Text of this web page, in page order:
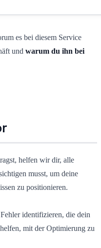
es bei diesem Service
und warum du ihn bei
helfen wir dir, alle
musst, um deine
zu positionieren.
identifizieren, die dein
mit der Optimierung zu